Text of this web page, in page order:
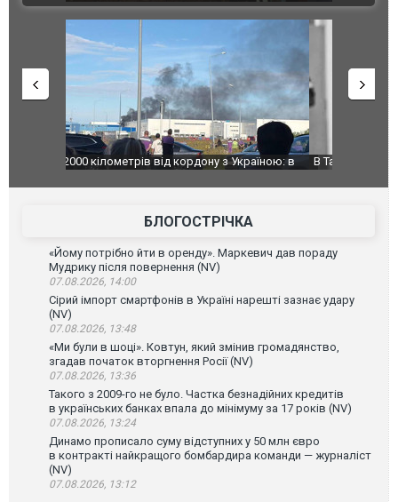
В Таїланді футболіст загинув від удару
постраждали. ВІДЕО
БЛОГОСТРІЧКА
«Йому потрібно йти в оренду». Маркевич дав пораду
Мудрику після повернення (NV)
07.08.2026, 14:00
Сірий імпорт смартфонів в Україні нарешті зазнає удару
(NV)
07.08.2026, 13:48
«Ми були в шоці». Ковтун, який змінив громадянство,
згадав початок вторгнення Росії (NV)
07.08.2026, 13:36
Такого з 2009-го не було. Частка безнадійних кредитів
в українських банках впала до мінімуму за 17 років (NV)
07.08.2026, 13:24
Динамо прописало суму відступних у 50 млн євро
в контракті найкращого бомбардира команди — журналіст
(NV)
07.08.2026, 13:12